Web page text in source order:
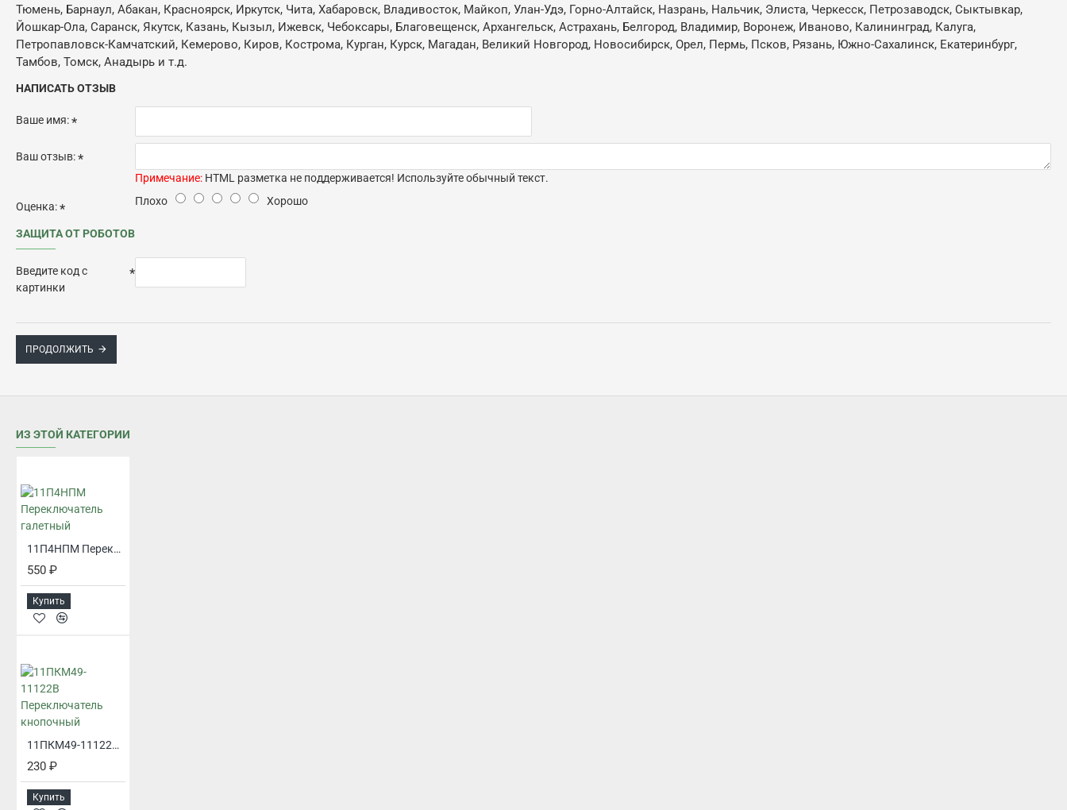
Тюмень, Барнаул, Абакан, Красноярск, Иркутск, Чита, Хабаровск, Владивосток, Майкоп, Улан-Удэ, Горно-Алтайск, Назрань, Нальчик, Элиста, Черкесск, Петрозаводск, Сыктывкар,
Йошкар-Ола, Саранск, Якутск, Казань, Кызыл, Ижевск, Чебоксары, Благовещенск, Архангельск, Астрахань, Белгород, Владимир, Воронеж, Иваново, Калининград, Калуга,
Петропавловск-Камчатский, Кемерово, Киров, Кострома, Курган, Курск, Магадан, Великий Новгород, Новосибирск, Орел, Пермь, Псков, Рязань, Южно-Сахалинск, Екатеринбург,
Тамбов, Томск, Анадырь и т.д.
НАПИСАТЬ ОТЗЫВ
Ваше имя:
Ваш отзыв:
Примечание: HTML разметка не поддерживается! Используйте обычный текст.
Оценка: Плохо Хорошо
ЗАЩИТА ОТ РОБОТОВ
Введите код с
картинки
ПРОДОЛЖИТЬ
ИЗ ЭТОЙ КАТЕГОРИИ
11П4НПМ Переключатель галетный
550 ₽
Купить
11ПКМ49-11122В Переключатель кнопочный
230 ₽
Купить